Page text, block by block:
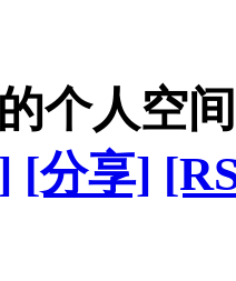
个人空间
[分享]